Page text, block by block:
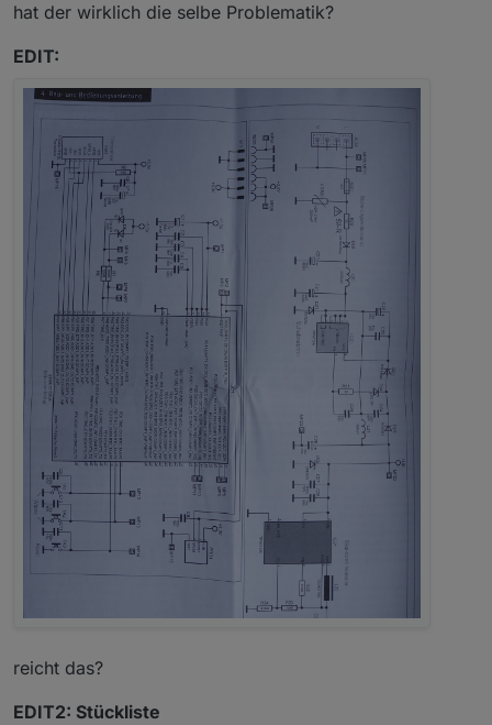
hat der wirklich die selbe Problematik?
EDIT:
reicht das?
EDIT2: Stückliste